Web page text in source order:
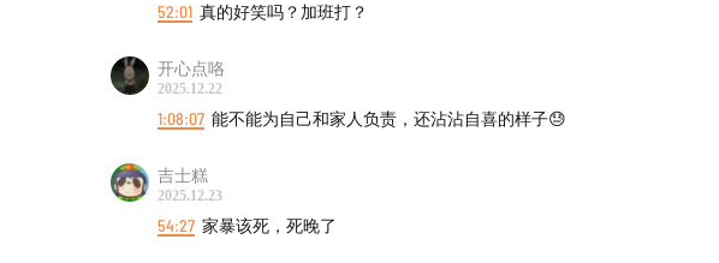
52:01 真的好笑吗？加班打？
开心点咯
2025.12.22
1:08:07 能不能为自己和家人负责，还沾沾自喜的样子😓
吉士糕
2025.12.23
54:27 家暴该死，死晚了